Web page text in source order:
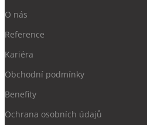
O nás
Reference
Kariéra
Obchodní podmínky
Benefity
Ochrana osobních údajů